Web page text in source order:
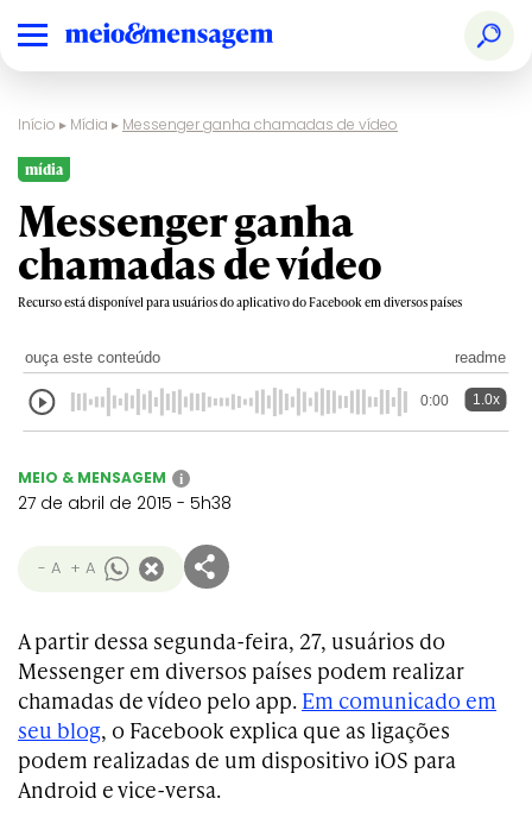
Início ▸ Mídia ▸ Messenger ganha chamadas de vídeo
mídia
Messenger ganha
chamadas de vídeo
Recurso está disponível para usuários do aplicativo do Facebook em diversos países
ouça este conteúdo readme
0:00 1.0x
MEIO & MENSAGEM i
27 de abril de 2015 - 5h38
- A + A
A partir dessa segunda-feira, 27, usuários do
Messenger em diversos países podem realizar
chamadas de vídeo pelo app. Em comunicado em
seu blog, o Facebook explica que as ligações
podem realizadas de um dispositivo iOS para
Android e vice-versa.